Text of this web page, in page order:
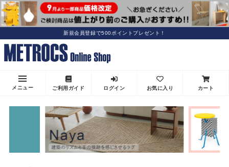
新規会員登録で500ポイントプレゼント！
メニュー ご利用ガイド ログイン お気に入り カート